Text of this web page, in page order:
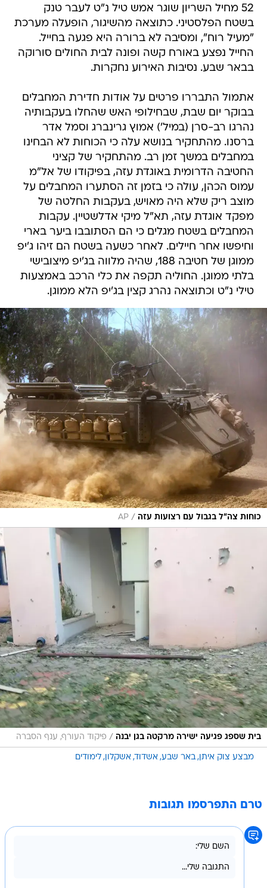
52 מחיל השריון שוגר אמש טיל נ"ט לעבר טנק
בשטח הפלסטיני. כתוצאה מהשיגור, הופעלה מערכת
"מעיל רוח", ומסיבה לא ברורה היא פגעה בחייל.
החייל נפצע באורח קשה ופונה לבית החולים סורוקה
בבאר שבע. נסיבות האירוע נחקרות.
אתמול התבררו פרטים על אודות חדירת המחבלים
בבוקר יום שבת, שבחילופי האש שהחלו בעקבותיה
נהרגו רב-סרן (במיל') אמוץ גרינברג וסמל אדר
ברסנו. מהתחקיר בנושא עלה כי הכוחות לא הבחינו
במחבלים במשך זמן רב. מהתחקיר של קציני
החטיבה הדרומית באוגדת עזה, בפיקודו של אל"מ
עמוס הכהן, עולה כי בזמן זה הסתערו המחבלים על
מוצב ריק שלא היה מאויש, בעקבות החלטה של
מפקד אוגדת עזה, תא"ל מיקי אדלשטיין. עקבות
המחבלים בשטח מגלים כי הם הסתובבו ביער בארי
וחיפשו אחר חיילים. לאחר כשעה בשטח הם זיהו ג'יפ
ממוגן של חטיבה 188, שהיה מלווה בג'יפ מיצובישי
בלתי ממוגן. החוליה תקפה את כלי הרכב באמצעות
טילי נ"ט וכתוצאה נהרג קצין בג'יפ הלא ממוגן.
כוחות צה"ל בגבול עם רצועות עזה /
AP
בית שספג פגיעה ישירה מרקטה בגן יבנה / פיקוד העורף, ענף הסברה
מבצע צוק איתן באר שבע אשדוד אשקלון לימודים
טרם התפרסמו תגובות